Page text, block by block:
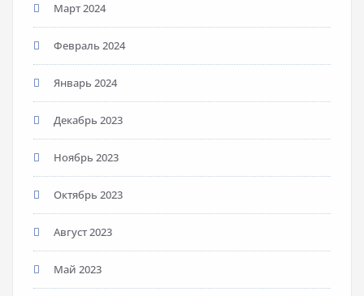
Март 2024
Февраль 2024
Январь 2024
Декабрь 2023
Ноябрь 2023
Октябрь 2023
Август 2023
Май 2023